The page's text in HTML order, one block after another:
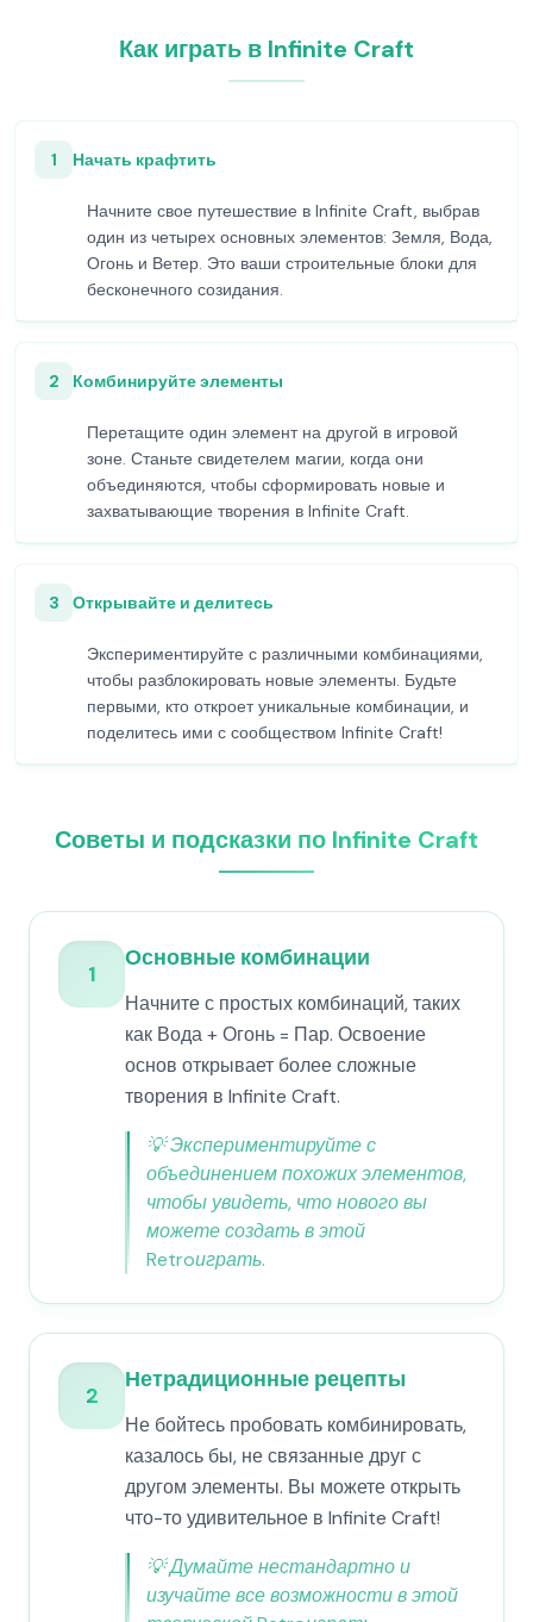
Как играть в Infinite Craft
1 Начать крафтить
Начните свое путешествие в Infinite Craft, выбрав
один из четырех основных элементов: Земля, Вода,
Огонь и Ветер. Это ваши строительные блоки для
бесконечного созидания.
2 Комбинируйте элементы
Перетащите один элемент на другой в игровой
зоне. Станьте свидетелем магии, когда они
объединяются, чтобы сформировать новые и
захватывающие творения в Infinite Craft.
3 Открывайте и делитесь
Экспериментируйте с различными комбинациями,
чтобы разблокировать новые элементы. Будьте
первыми, кто откроет уникальные комбинации, и
поделитесь ими с сообществом Infinite Craft!
Советы и подсказки по Infinite Craft
1
Основные комбинации
Начните с простых комбинаций, таких
как Вода + Огонь = Пар. Освоение
основ открывает более сложные
творения в Infinite Craft.
💡Экспериментируйте с
объединением похожих элементов,
чтобы увидеть, что нового вы
можете создать в этой
Retroиграть.
2
Нетрадиционные рецепты
Не бойтесь пробовать комбинировать,
казалось бы, не связанные друг с
другом элементы. Вы можете открыть
что-то удивительное в Infinite Craft!
💡Думайте нестандартно и
изучайте все возможности в этой